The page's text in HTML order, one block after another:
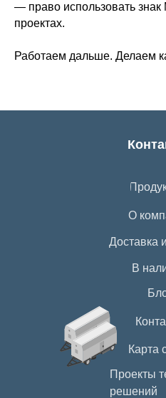
— право использовать
проектах.
Работаем дальше. Делаем
О
Доставка
Проекты
решений
В
Карта